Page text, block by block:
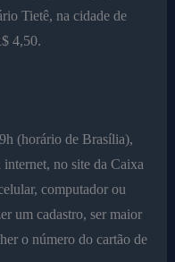
Tietê, na cidade de
4,50.
(horário de Brasília),
no site da Caixa
computador ou
um cadastro, ser maior
o número do cartão de